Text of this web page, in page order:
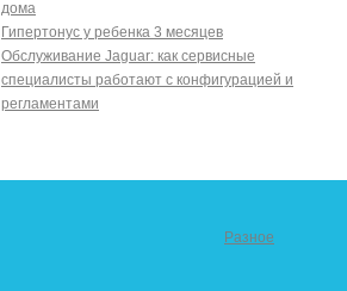
дома
Гипертонус у ребенка 3 месяцев
Обслуживание Jaguar: как сервисные
специалисты работают с конфигурацией и
регламентами
Разное